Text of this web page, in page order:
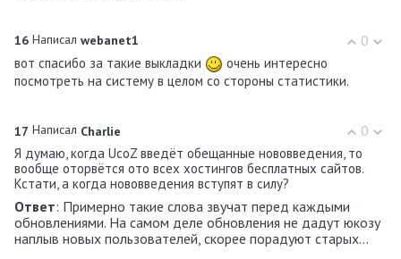
0
16 Написал webanet1
вот спасибо за такие выкладки
очень интересно
посмотреть на систему в целом со стороны статистики.
0
17 Написал Charlie
Я думаю, когда UcoZ введёт обещанные нововведения, то
вообще оторвётся ото всех хостингов бесплатных сайтов.
Кстати, а когда нововведения вступят в силу?
Ответ: Примерно такие слова звучат перед каждыми
обновлениями. На самом деле обновления не дадут юкозу
наплыв новых пользователей, скорее порадуют старых...